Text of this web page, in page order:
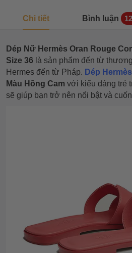
Chi tiết Bình luận
Dép Nữ Hermès Oran Rouge
Size 36 là sản phẩm đến từ
Hermes đến từ Pháp. Dép Hermès
Màu Hồng Cam với kiểu dáng trẻ
sẽ giúp bạn trở nên nổi bật và